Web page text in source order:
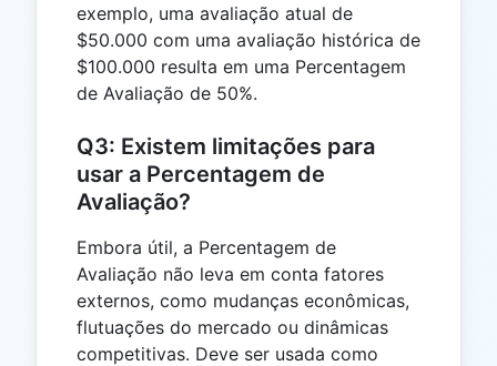
exemplo, uma avaliação atual de
$50.000 com uma avaliação histórica de
$100.000 resulta em uma Percentagem
de Avaliação de 50%.
Q3: Existem limitações para
usar a Percentagem de
Avaliação?
Embora útil, a Percentagem de
Avaliação não leva em conta fatores
externos, como mudanças econômicas,
flutuações do mercado ou dinâmicas
competitivas. Deve ser usada como